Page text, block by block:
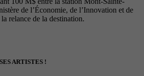
de l’Économie, de l’Innovation et de
relance de la destination.
ARTISTES !